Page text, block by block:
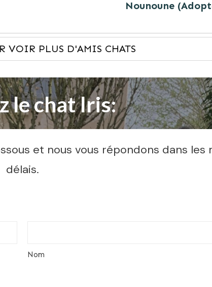
Nounoune
VOIR PLUS D'AMIS CHATS
le chat Iris:
et nous vous répondons dans les
délais.
Nom